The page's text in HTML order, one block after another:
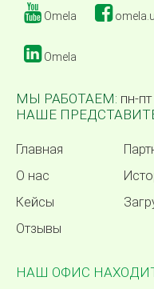
Omela
Omela
МЫ РАБОТАЕМ: пн-
НАШЕ
Главная
О нас
Кейсы
Отзывы
НАШ ОФИС